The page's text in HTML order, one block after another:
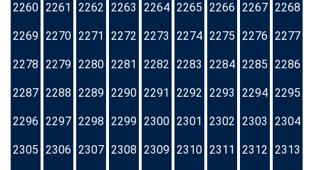
2260 2261 2262 2263 2264 2265 2266 2267 2268
2269 2270 2271 2272 2273 2274 2275 2276 2277
2278 2279 2280 2281 2282 2283 2284 2285 2286
2287 2288 2289 2290 2291 2292 2293 2294 2295
2296 2297 2298 2299 2300 2301 2302 2303 2304
2305 2306 2307 2308 2309 2310 2311 2312 2313